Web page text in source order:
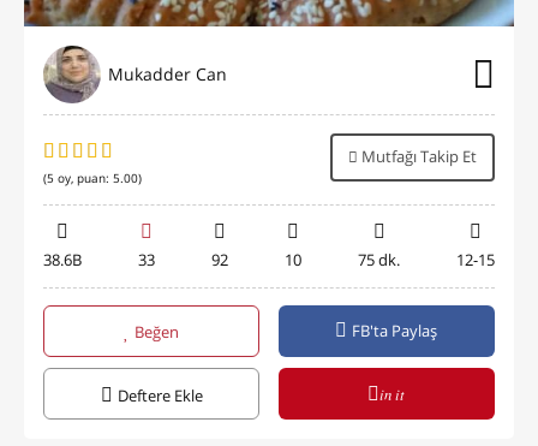
Mukadder Can
(5 oy, puan: 5.00)
Mutfağı Takip Et
38.6B 33 92 10 75 dk. 12-15
Beğen FB'ta Paylaş
Deftere Ekle in it